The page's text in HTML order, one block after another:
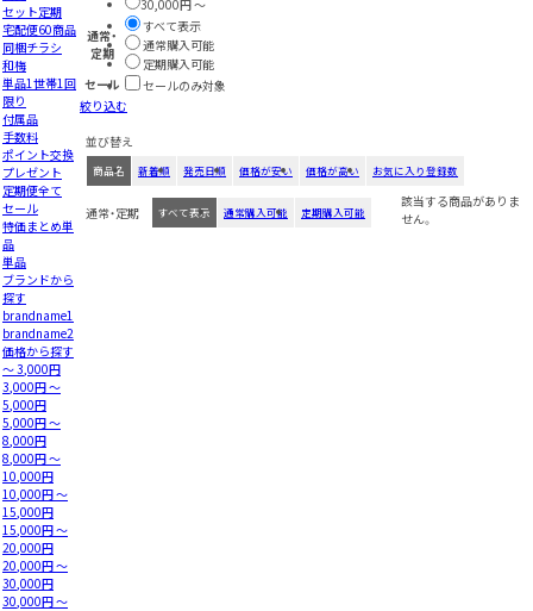
セット定期
宅配便60商品
同梱チラシ
和梅
単品1世帯1回
限り
付属品
手数料
ポイント交換
プレゼント
定期便全て
セール
特価まとめ単
品
単品
ブランドから
探す
brandname1
brandname2
価格から探す
～ 3,000円
3,000円 ～
5,000円
5,000円 ～
8,000円
8,000円 ～
10,000円
10,000円 ～
15,000円
15,000円 ～
20,000円
20,000円 ～
30,000円
30,000円 ～
30,000円 ～
通常・
定期
すべて表示
通常購入可能
定期購入可能
セール
セールのみ対象
絞り込む
並び替え
商品名 新着順 発売日順 価格が安い 価格が高い お気に入り登録数
通常・定期 すべて表示 通常購入可能 定期購入可能
該当する商品がありま
せん。